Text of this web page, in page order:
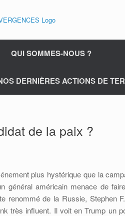
QUI SOMMES-NOUS ?
DERNIÈRES ACTIONS DE
de la paix ?
plus hystérique que la
général américain menace de
renommé de la Russie, Stephen
très influent. Il voit en Trump un